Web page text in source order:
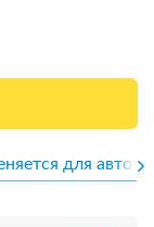
для авто